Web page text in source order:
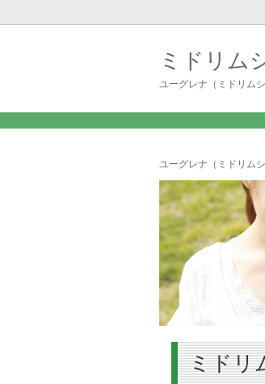
ミドリム
ユーグレナ（ミドリム
ユーグレナ（ミドリム
ミドリ